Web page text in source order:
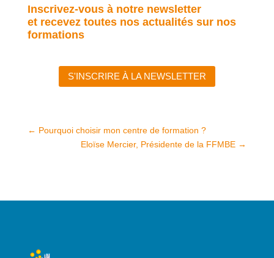
Inscrivez-vous à notre newsletter
etrecevez toutes nos actualités sur nos
formations
S'INSCRIRE À LA NEWSLETTER
← Pourquoi choisir mon centre de formation ?
Eloïse Mercier, Présidente de la FFMBE →